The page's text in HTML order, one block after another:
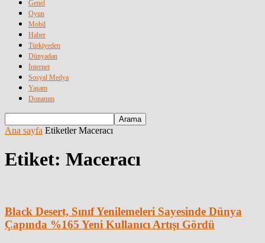
Genel
Oyun
Mobil
Haber
Türkiyeden
Dünyadan
İnternet
Sosyal Medya
Yaşam
Donanım
Ana sayfa Etiketler Maceracı
Etiket: Maceracı
Black Desert, Sınıf Yenilemeleri Sayesinde Dünya
Çapında %165 Yeni Kullanıcı Artışı Gördü